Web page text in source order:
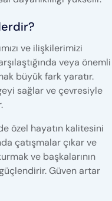
ve ilişkilerimizi
veya önemli
büyük fark yaratır.
sağlar ve çevresiyle
özel hayatın kalitesini
çatışmalar çıkar ve
ve başkalarının
Güven artar